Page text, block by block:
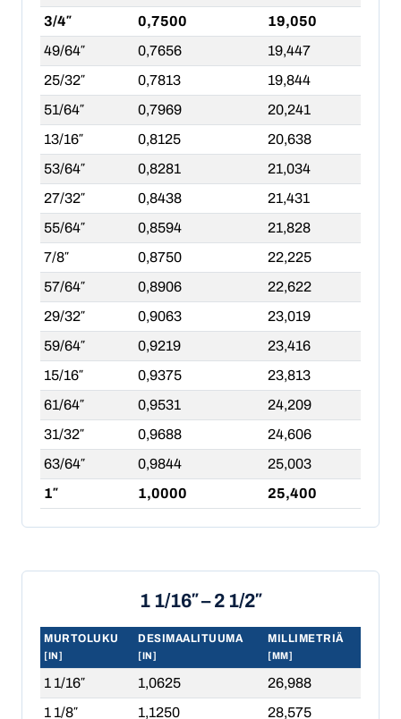
3/4″
0,7500
19,050
49/64″
0,7656
19,447
25/32″
0,7813
19,844
51/64″
0,7969
20,241
13/16″
0,8125
20,638
53/64″
0,8281
21,034
27/32″
0,8438
21,431
55/64″
0,8594
21,828
7/8″
0,8750
22,225
57/64″
0,8906
22,622
29/32″
0,9063
23,019
59/64″
0,9219
23,416
15/16″
0,9375
23,813
61/64″
0,9531
24,209
31/32″
0,9688
24,606
63/64″
0,9844
25,003
1″
1,0000 25,400
1 1/16″ – 2 1/2″
MURTOLUKU
[IN]
DESIMAALITUUMA
[IN]
MILLIMETRIÄ
[MM]
1 1/16″ 1,0625
26,988
1 1/8″
1,1250 28,575